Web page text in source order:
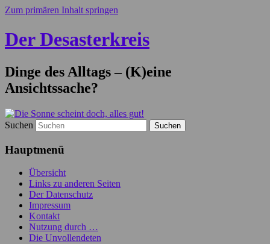
Zum primären Inhalt springen
Der Desasterkreis
Dinge des Alltags – (K)eine
Ansichtssache?
Suchen
Hauptmenü
Übersicht
Links zu anderen Seiten
Der Datenschutz
Impressum
Kontakt
Nutzung durch …
Die Unvollendeten